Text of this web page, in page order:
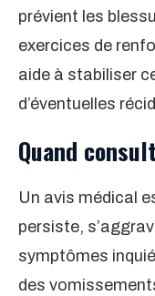
prévient les
exercices de
aide à stabiliser
d’éventuelles
Quand
Un avis médical
persiste,
symptômes
des